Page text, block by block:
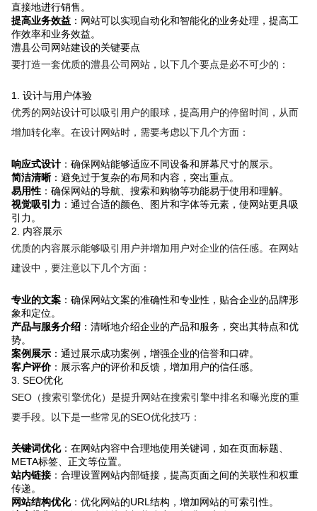
直接地进行销售。
提高业务效益：网站可以实现自动化和智能化的业务处理，提高工
作效率和业务效益。
澧县公司网站建设的关键要点
要打造一套优质的澧县公司网站，以下几个要点是必不可少的：
1. 设计与用户体验
优秀的网站设计可以吸引用户的眼球，提高用户的停留时间，从而
增加转化率。在设计网站时，需要考虑以下几个方面：
响应式设计：确保网站能够适应不同设备和屏幕尺寸的展示。
简洁清晰：避免过于复杂的布局和内容，突出重点。
易用性：确保网站的导航、搜索和购物等功能易于使用和理解。
视觉吸引力 ：通过合适的颜色、图片和字体等元素，使网站更具吸
引力。
2. 内容展示
优质的内容展示能够吸引用户并增加用户对企业的信任感。在网站
建设中，要注意以下几个方面：
专业的文案：确保网站文案的准确性和专业性，贴合企业的品牌形
象和定位。
产品与服务介绍：清晰地介绍企业的产品和服务，突出其特点和优
势。
案例展示：通过展示成功案例，增强企业的信誉和口碑。
客户评价：展示客户的评价和反馈，增加用户的信任感。
3. SEO优化
SEO（搜索引擎优化）是提升网站在搜索引擎中排名和曝光度的重
要手段。以下是一些常见的SEO优化技巧：
关键词优化：在网站内容中合理地使用关键词，如在页面标题、
META标签、正文等位置。
站内链接：合理设置网站内部链接，提高页面之间的关联性和权重
传递。
网站结构优化：优化网站的URL结构，增加网站的可索引性。